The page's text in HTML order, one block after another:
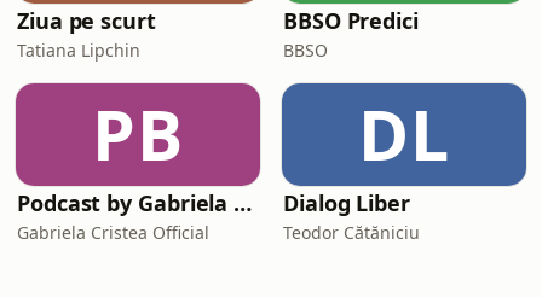
Ziua pe scurt
Tatiana Lipchin
BBSO Predici
BBSO
PB
Podcast by Gabriela Cristea
Gabriela Cristea Official
DL
Dialog Liber
Teodor Cătăniciu